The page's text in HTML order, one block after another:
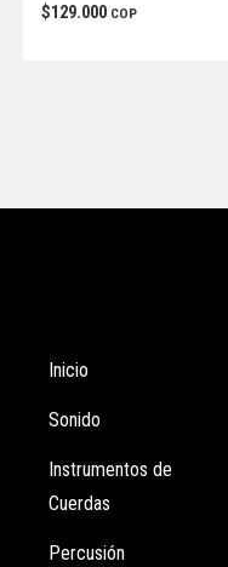
$129.000 COP
Inicio
Sonido
Instrumentos de
Cuerdas
Percusión